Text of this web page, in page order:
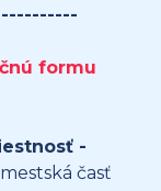
formu
-
mestská časť